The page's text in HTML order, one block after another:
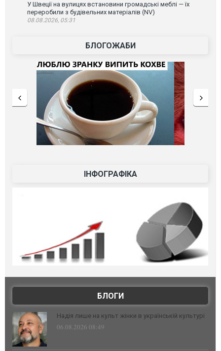
У Швеції на вулицях встановини громадські меблі — їх
переробили з будівельних матеріалів (NV)
08.08.2026, 05:31
БЛОГОЖАБИ
ІНФОГРАФІКА
БЛОГИ
Надія лише на культ жінки в українській культурі
06.08.2026 08:49